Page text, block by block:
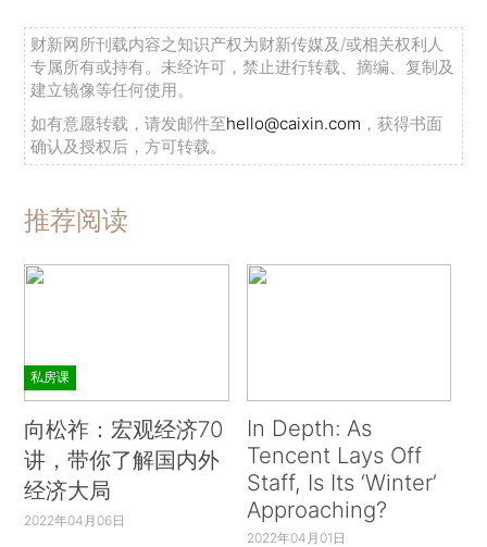
财新网所刊载内容之知识产权为财新传媒及/或相关权利人
专属所有或持有。未经许可，禁止进行转载、摘编、复制及
建立镜像等任何使用。
如有意愿转载，请发邮件至hello@caixin.com ，获得书面
确认及授权后，方可转载。
推荐阅读
私房课
向松祚：宏观经济70
讲，带你了解国内外
经济大局
2022年04月06日
In Depth: As
Tencent Lays Off
Staff, Is Its ‘Winter’
Approaching?
2022年04月01日